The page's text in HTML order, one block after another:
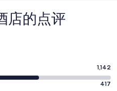
店的点评
1,142
417